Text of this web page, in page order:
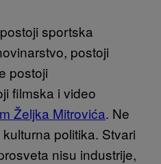
sportska
postoji
postoji
filmska i video
Željka Mitrovića. Ne
politika. Stvari
nisu industrije,